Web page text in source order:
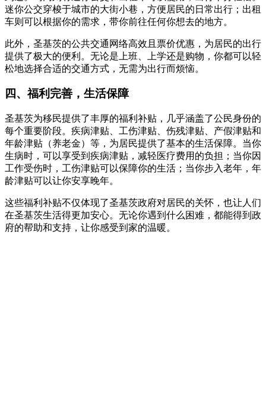
迷你公交穿梭于城市的大街小巷，方便居民的日常出行；出租
车则可以根据你的需求，带你前往任何你想去的地方。
此外，圣基茨的公共交通网络高效且票价优惠，为居民的出行
提供了极大的便利。无论是上班、上学还是购物，你都可以轻
松地选择合适的交通方式，无需为出行而烦恼。
四、福利完善，生活保障
圣基茨为移民提供了丰厚的福利补贴，几乎涵盖了公民身份的
每个重要阶段。疾病津贴、工伤津贴、伤残津贴、产假津贴和
年龄津贴（养老金）等，为居民提供了基本的生活保障。当你
生病时，可以享受到疾病津贴，减轻医疗费用的负担；当你因
工作受伤时，工伤津贴可以保障你的生活；当你步入老年，年
龄津贴可以让你安享晚年。
这些福利补贴不仅体现了圣基茨政府对居民的关怀，也让人们
在圣基茨生活得更加安心。无论你遇到什么困难，都能得到政
府的帮助和支持，让你感受到家的温暖。